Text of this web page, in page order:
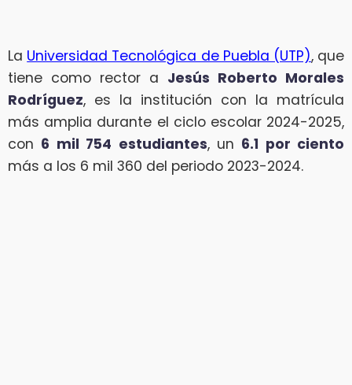
La Universidad Tecnológica de Puebla (UTP), que
tiene como rector a Jesús Roberto Morales
Rodríguez, es la institución con la matrícula
más amplia durante el ciclo escolar 2024-2025,
con 6 mil 754 estudiantes, un 6.1 por ciento
más a los 6 mil 360 del periodo 2023-2024.